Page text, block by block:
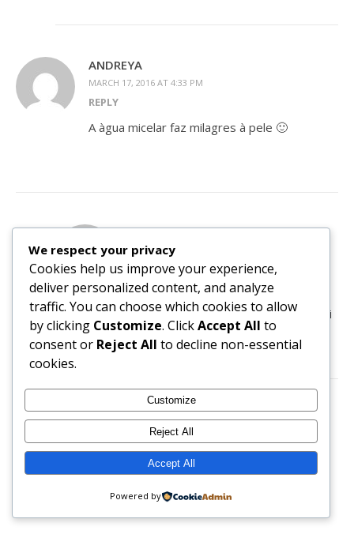
ANDREYA
MARCH 17, 2016 AT 4:33 PM
REPLY
A àgua micelar faz milagres à pele 🙂
RUTE JUSTINO
MARCH 18, 2016 AT 12:11 AM
REPLY
Usas alguma?
Eu é a primeira vez que experimentei
TREVO
MARCH 17, 2016 AT 5:06 PM
REPLY
We respect your privacy
Cookies help us improve your experience,
deliver personalized content, and analyze
traffic. You can choose which cookies to allow
by clicking Customize. ClickAccept All to
consent or Reject All to decline non-essential
cookies.
Customize
Reject All
Accept All
Powered by